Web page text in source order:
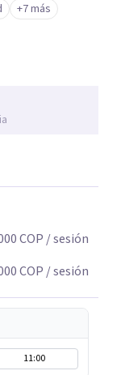
+7 más
COP / sesión
COP / sesión
11:00